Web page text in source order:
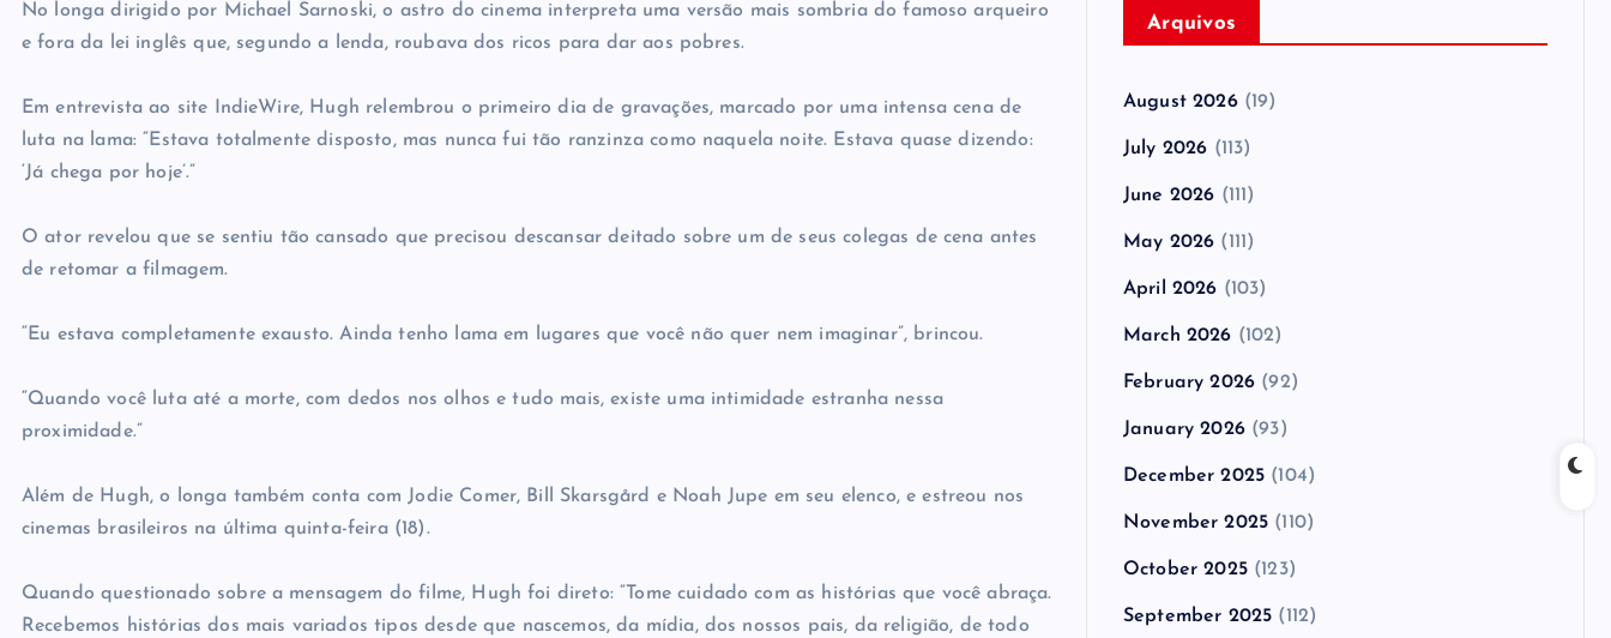
No longa dirigido por Michael Sarnoski, o astro do cinema interpreta uma versão mais sombria do famoso arqueiro
e fora da lei inglês que, segundo a lenda, roubava dos ricos para dar aos pobres.
Em entrevista ao site IndieWire, Hugh relembrou o primeiro dia de gravações, marcado por uma intensa cena de
luta na lama: “Estava totalmente disposto, mas nunca fui tão ranzinza como naquela noite. Estava quase dizendo:
‘Já chega por hoje’.”
O ator revelou que se sentiu tão cansado que precisou descansar deitado sobre um de seus colegas de cena antes
de retomar a filmagem.
“Eu estava completamente exausto. Ainda tenho lama em lugares que você não quer nem imaginar”, brincou.
“Quando você luta até a morte, com dedos nos olhos e tudo mais, existe uma intimidade estranha nessa
proximidade.”
Além de Hugh, o longa também conta com Jodie Comer, Bill Skarsgård e Noah Jupe em seu elenco, e estreou nos
cinemas brasileiros na última quinta-feira (18).
Quando questionado sobre a mensagem do filme, Hugh foi direto: “Tome cuidado com as histórias que você abraça.
Recebemos histórias dos mais variados tipos desde que nascemos, da mídia, dos nossos pais, da religião, de todo
Arquivos
August 2026(19)
July 2026 (113)
June 2026 (111)
May 2026 (111)
April 2026 (103)
March 2026 (102)
February 2026 (92)
January 2026(93)
December 2025 (104)
November 2025 (110)
October 2025(123)
September 2025 (112)